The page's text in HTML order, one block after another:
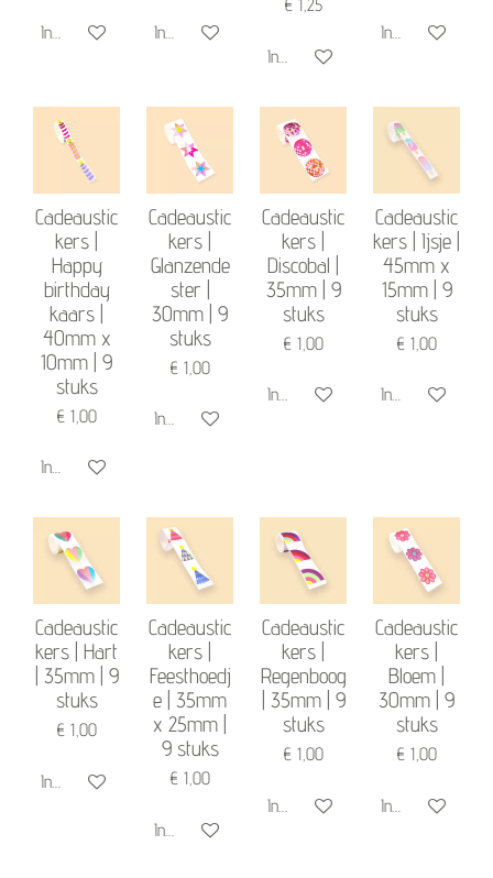
In winkelwagen In winkelwagen
In winkelwagen
In winkelwagen
Cadeaustic
kers |
Happy
birthday
kaars |
40mm x
10mm | 9
stuks
€ 1,00
In winkelwagen
Cadeaustic
kers |
Glanzende
ster |
30mm | 9
stuks
€ 1,00
In winkelwagen
Cadeaustic
kers |
Discobal |
35mm | 9
stuks
€ 1,00
In winkelwagen
Cadeaustic
kers | Ijsje |
45mm x
15mm | 9
stuks
€ 1,00
In winkelwagen
Cadeaustic
kers | Hart
| 35mm | 9
stuks
€ 1,00
In winkelwagen
Cadeaustic
kers |
Feesthoedj
e | 35mm
x 25mm |
9 stuks
€ 1,00
In winkelwagen
Cadeaustic
kers |
Regenboog
| 35mm | 9
stuks
€ 1,00
In winkelwagen
Cadeaustic
kers |
Bloem |
30mm | 9
stuks
€ 1,00
In winkelwagen